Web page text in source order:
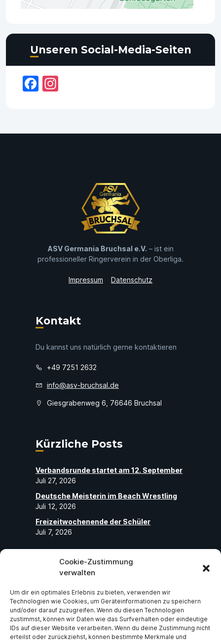
Cookie-Zustimmung
verwalten
Um dir ein optimales Erlebnis zu bieten, verwenden wir
Technologien wie Cookies, um Geräteinformationen zu speichern
und/oder darauf zuzugreifen. Wenn du diesen Technologien
zustimmst, können wir Daten wie das Surfverhalten oder eindeutige
IDs auf dieser Website verarbeiten. Wenn du deine Zustimmung nicht
erteilst oder zurückziehst, können bestimmte Merkmale und
Unseren Social-Media-Seiten
Facebook
ASV Germania Bruchsal e.V. – ist ein
professioneller Ringerverein in der Oberliga.
Impressum Datenschutz
Kontakt
Du kannst uns natürlich gerne kontaktieren
+49 7251 2632
info@asv-bruchsal.de
Giesgrabenweg 6, 76646 Bruchsal
Kürzliche Posts
Verbandsrunde startet am 12. September
Juli 27, 2026
Deutsche Meisterin im Beach Wrestling
Juli 12, 2026
Freizeitwochenende der Schüler
Juli 7, 2026
Folge uns
Abonniere unseren Social-Media-Seiten
und folge uns, um die neuesten exklusiven
Neuigkeiten über ASV Germania Bruchsal
e.V zu erhalten.